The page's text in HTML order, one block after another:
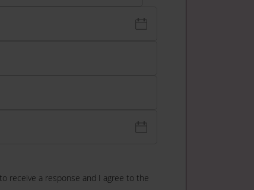
receive a response and I agree to the